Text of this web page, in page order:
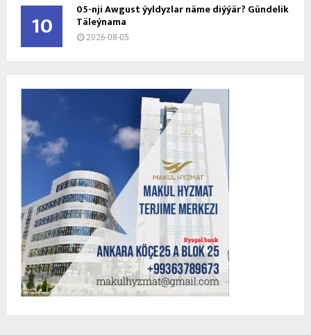
10 05-nji Awgust ýyldyzlar näme diýýär? Gündelik
Täleýnama
2026-08-05